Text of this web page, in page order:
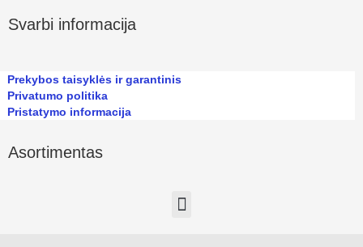
Svarbi informacija
Prekybos taisyklės ir garantinis
Privatumo politika
Pristatymo informacija
Asortimentas